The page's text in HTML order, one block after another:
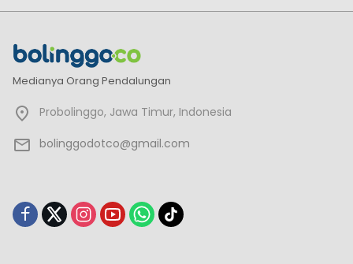
Medianya Orang Pendalungan
Probolinggo, Jawa Timur, Indonesia
bolinggodotco@gmail.com